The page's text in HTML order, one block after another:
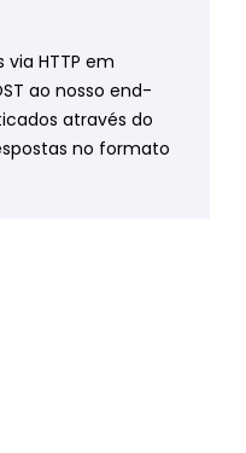
HTTP em
ao nosso end-
através do
no formato